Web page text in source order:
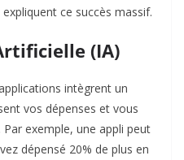
ce succès massif.
(IA)
intègrent un
vos dépenses et vous
exemple, une appli peut
dépensé 20% de plus en